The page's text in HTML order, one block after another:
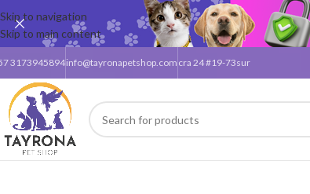
Skip to navigation
Skip to main content
3173945894info@tayronapetshop.com cra 24 #19-73sur